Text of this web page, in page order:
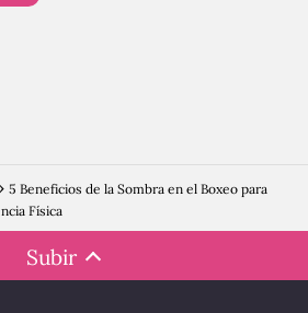
5 Beneficios de la Sombra en el Boxeo para
Física
Subir